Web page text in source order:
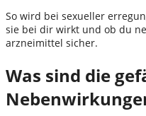
So wird bei sexueller
sie bei dir wirkt und ob du
arzneimittel sicher.
Was sind die